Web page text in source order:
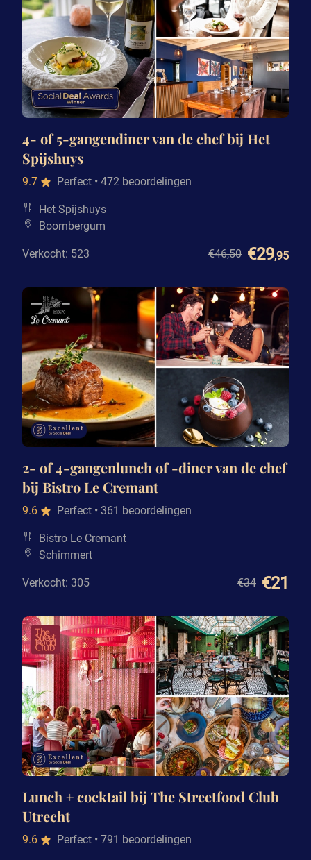
4- of 5-gangendiner van de chef bij Het
Spijshuys
9.7 Perfect • 472 beoordelingen
Het Spijshuys
Boornbergum
Verkocht: 523 €46,50 €29,95
2- of 4-gangenlunch of -diner van de chef
bij Bistro Le Cremant
9.6 Perfect • 361 beoordelingen
Bistro Le Cremant
Schimmert
Verkocht: 305 €34 €21
Lunch + cocktail bij The Streetfood Club
Utrecht
9.6 Perfect • 791 beoordelingen